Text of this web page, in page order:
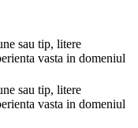
sau tip, litere
vasta in domeniul
sau tip, litere
vasta in domeniul